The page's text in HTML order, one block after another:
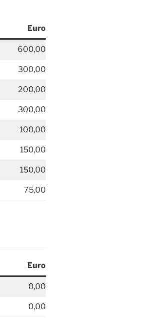
Euro
600,00
300,00
200,00
300,00
100,00
150,00
150,00
75,00
Euro
0,00
0,00